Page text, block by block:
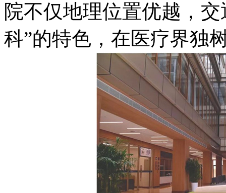
院不仅地理位置优越，
科”的特色，在医疗界独